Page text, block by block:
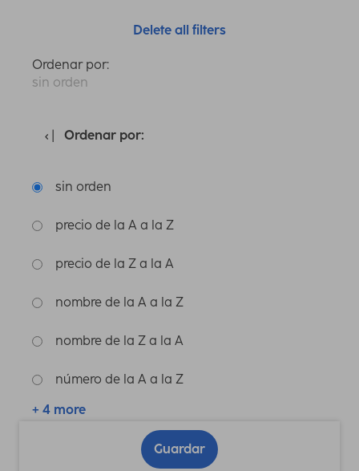
Delete all filters
Ordenar por:
sin orden
Ordenar por:
sin orden
precio de la A a la Z
precio de la Z a la A
nombre de la A a la Z
nombre de la Z a la A
número de la A a la Z
+ 4 more
Guardar